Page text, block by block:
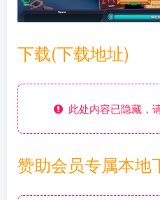
下载(下载地址)
此处内容已隐藏，
赞助会员专属本地